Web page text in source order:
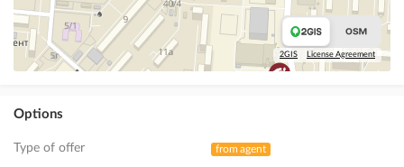
2GIS License Agreement
Options
Type of offer from agent